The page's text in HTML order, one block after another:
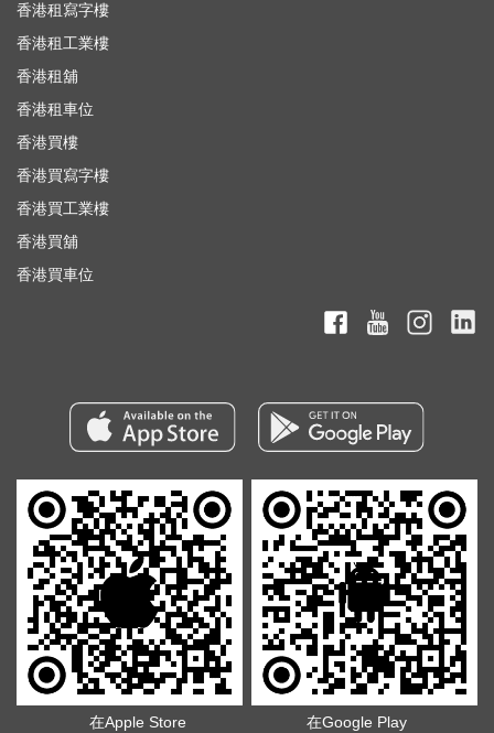
香港租寫字樓
香港租工業樓
香港租舖
香港租車位
香港買樓
香港買寫字樓
香港買工業樓
香港買舖
香港買車位
在Apple Store 在Google Play